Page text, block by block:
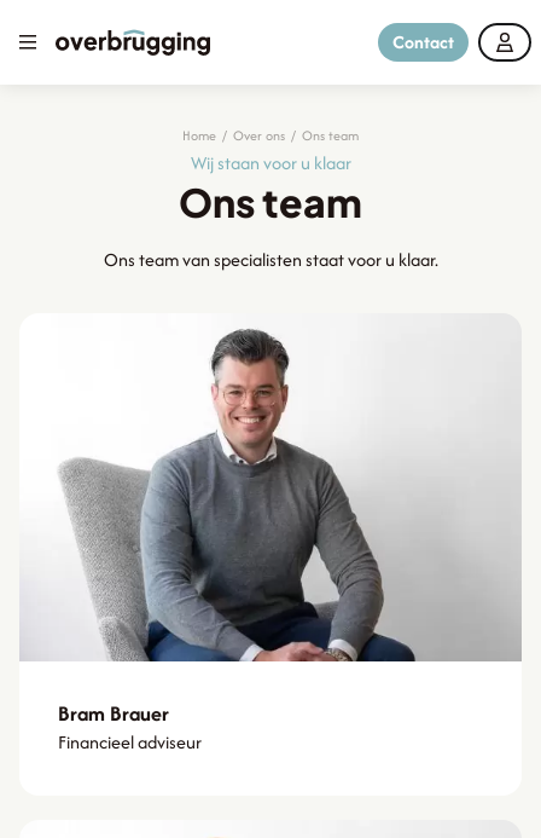
Contact
Home / Over ons / Ons team
Wij staan voor u klaar
Ons team
Ons team van specialisten staat voor u klaar.
Bram Brauer
Financieel adviseur